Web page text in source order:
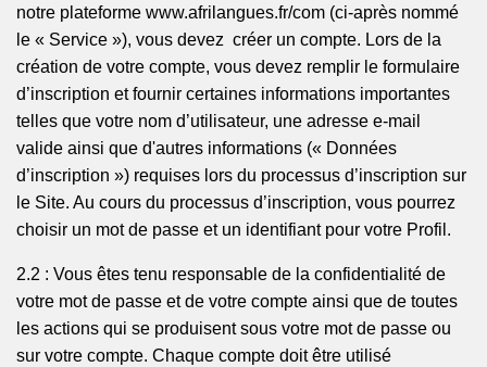
notre plateforme www.afrilangues.fr/com (ci-après nommé
le « Service »), vous devez créer un compte. Lors de la
création de votre compte, vous devez remplir le formulaire
d’inscription et fournir certaines informations importantes
telles que votre nom d’utilisateur, une adresse e-mail
valide ainsi que d'autres informations (« Données
d’inscription ») requises lors du processus d’inscription sur
le Site. Au cours du processus d’inscription, vous pourrez
choisir un mot de passe et un identifiant pour votre Profil.
2.2 : Vous êtes tenu responsable de la confidentialité de
votre mot de passe et de votre compte ainsi que de toutes
les actions qui se produisent sous votre mot de passe ou
sur votre compte. Chaque compte doit être utilisé